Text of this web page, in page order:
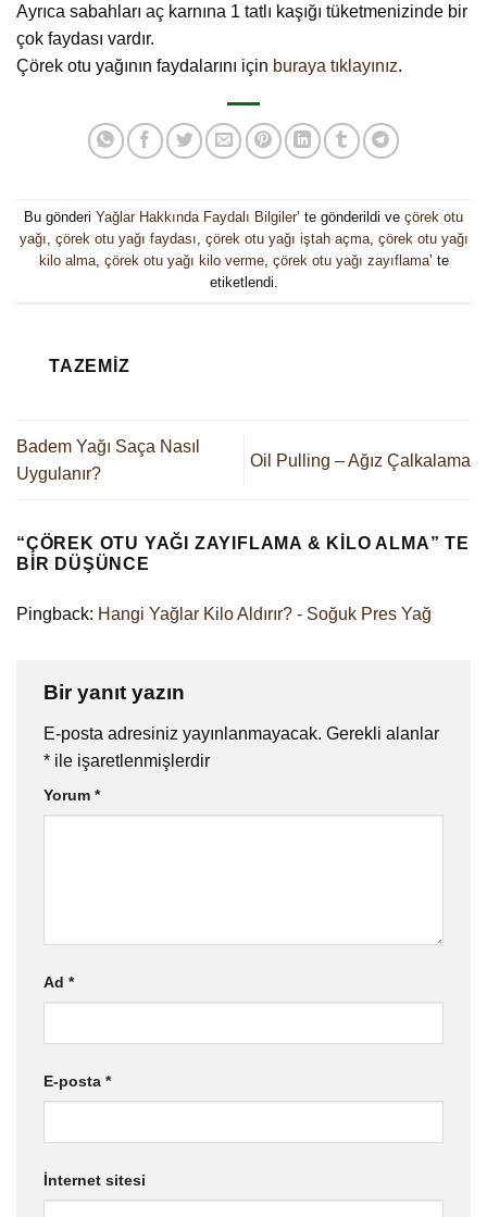
Ayrıca sabahları aç karnına 1 tatlı kaşığı tüketmenizinde bir
çok faydası vardır.
Çörek otu yağının faydalarını için buraya tıklayınız.
Bu gönderi Yağlar Hakkında Faydalı Bilgiler’ te gönderildi ve çörek otu
yağı, çörek otu yağı faydası, çörek otu yağı iştah açma, çörek otu yağı
kilo alma, çörek otu yağı kilo verme, çörek otu yağı zayıflama’ te
etiketlendi.
TAZEMIZ
Badem Yağı Saça Nasıl
Uygulanır?
Oil Pulling – Ağız Çalkalama
“ÇÖREK OTU YAĞI ZAYIFLAMA & KILO ALMA” TE
BIR DÜŞÜNCE
Pingback: Hangi Yağlar Kilo Aldırır? - Soğuk Pres Yağ
Bir yanıt yazın
E-posta adresiniz yayınlanmayacak. Gerekli alanlar
* ile işaretlenmişlerdir
Yorum *
Ad *
E-posta *
İnternet sitesi